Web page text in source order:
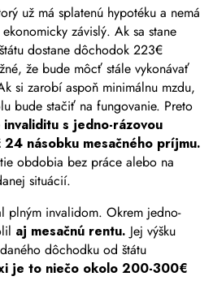
už má splatenú hypotéku a nemá
závislý. Ak sa stane
dostane dôchodok 223€
že bude môcť stále vykonávať
si zarobí aspoň minimálnu mzdu,
bude stačiť na fungovanie. Preto
invaliditu s jedno-rázovou
24 násobku mesačného príjmu.
obdobia bez práce alebo na
situácií.
plným invalidom. Okrem jedno-
aj mesačnú rentu. Jej výšku
dôchodku od štátu
je to niečo okolo 200-300€